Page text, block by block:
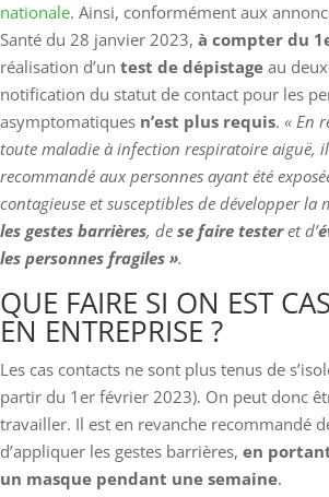
nationale. Ainsi, conformément aux
Santé du 28 janvier 2023, à compter du
réalisation d’un test de dépistage au
notification du statut de contact pour les
asymptomatiques n’est plus requis. « En
toute maladie à infection respiratoire aiguë,
recommandé aux personnes ayant été
contagieuse et susceptibles de développer la
les gestes barrières, de se faire testeret d’
les personnes fragiles ».
QUE FAIRE SI ON EST
EN ENTREPRISE ?
Les cas contacts ne sont plus tenus de
partir du 1er février 2023). On peut donc
travailler. Il est en revanche recommandé
d’appliquer les gestes barrières, en
un masque pendant une semaine.